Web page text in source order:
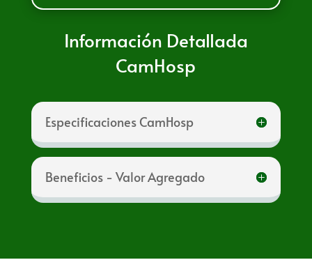
Información Detallada
CamHosp
Especificaciones CamHosp
Beneficios - Valor Agregado